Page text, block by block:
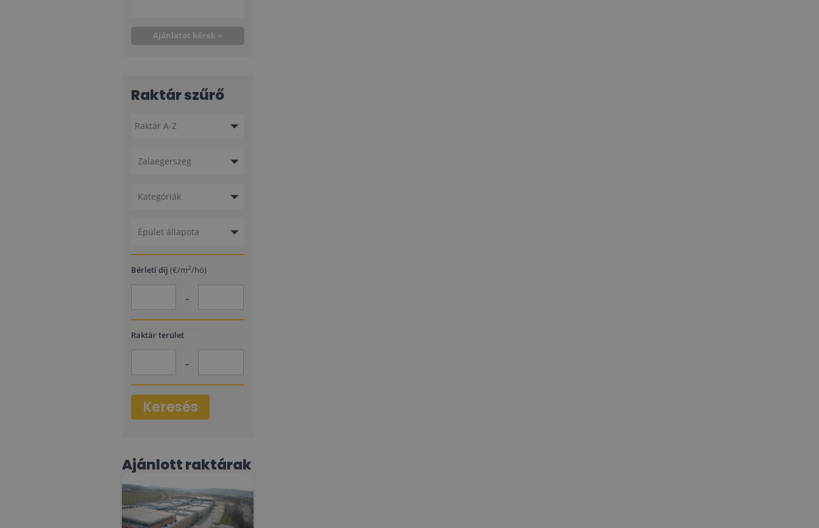
Ajánlatot kérek »
Raktár szűrő
Zalaegerszeg
Kategóriák
Épület állapota
Bérleti díj (€/m2/hó)
-
Raktár terület
-
Keresés
Ajánlott raktárak